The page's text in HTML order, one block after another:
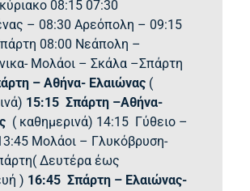
08:15 07:30
– 08:30 Αρεόπολη – 09:15
08:00 Νεάπολη –
Μολάοι – Σκάλα –Σπάρτη
– Αθήνα- Ελαιώνας (
15:15 Σπάρτη –Αθήνα-
( καθημερινά) 14:15 Γύθειο –
Μολάοι – Γλυκόβρυση-
Δευτέρα έως
) 16:45 Σπάρτη – Ελαιώνας-